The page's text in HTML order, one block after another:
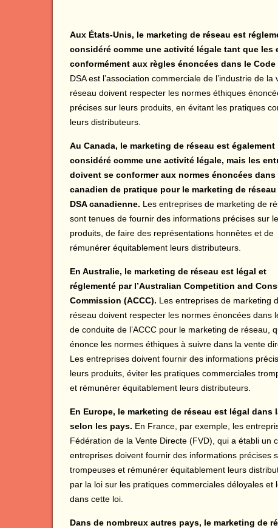
Aux États-Unis, le marketing de réseau est
considéré comme une activité légale tant que
conformément aux règles énoncées dans le
DSA est l’association commerciale de l’industrie de
réseau doivent respecter les normes éthiques
précises sur leurs produits, en évitant les pratiques
leurs distributeurs.
Au Canada, le marketing de réseau est également
considéré comme une activité légale, mais les
doivent se conformer aux normes énoncées dans
canadien de pratique pour le marketing de réseau
DSA canadienne. Les entreprises de marketing de
sont tenues de fournir des informations précises sur
produits, de faire des représentations honnêtes et de
rémunérer équitablement leurs distributeurs.
En Australie, le marketing de réseau est légal et
réglementé par l’Australian Competition and
Commission (ACCC). Les entreprises de marketing
réseau doivent respecter les normes énoncées dans
de conduite de l’ACCC pour le marketing de réseau,
énonce les normes éthiques à suivre dans la vente
Les entreprises doivent fournir des informations
leurs produits, éviter les pratiques commerciales
et rémunérer équitablement leurs distributeurs.
En Europe, le marketing de réseau est légal
selon les pays. En France, par exemple, les
Fédération de la Vente Directe (FVD), qui a établi
entreprises doivent fournir des informations précises
trompeuses et rémunérer équitablement leurs
par la loi sur les pratiques commerciales déloyales
dans cette loi.
Dans de nombreux autres pays, le marketing de